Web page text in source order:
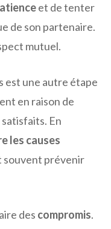
et de tenter
de son partenaire.
mutuel.
est une autre étape
en raison de
En
les causes
souvent prévenir
des compromis.